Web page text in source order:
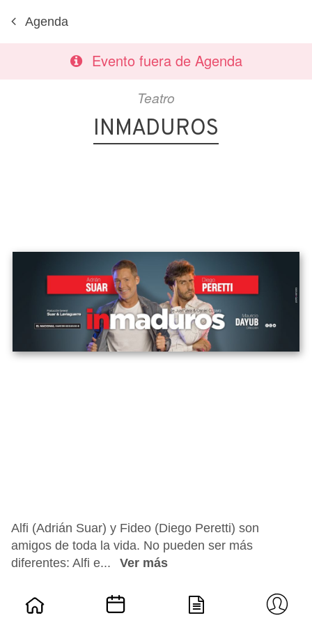
Agenda
Evento fuera de Agenda
Teatro
INMADUROS
Alfi (Adrián Suar) y Fideo (Diego Peretti) son
amigos de toda la vida. No pueden ser más
diferentes: Alfi e...
Ver más